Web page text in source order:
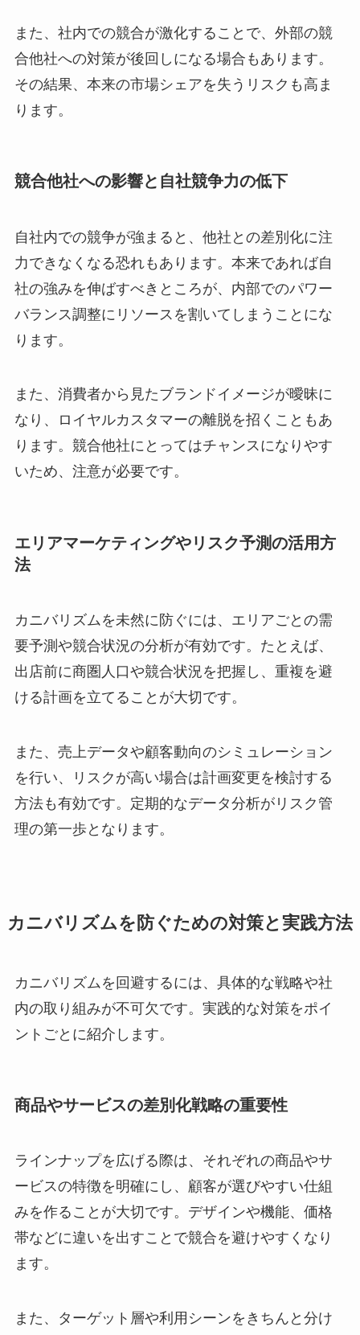
また、社内での競合が激化することで、外部の競
合他社への対策が後回しになる場合もあります。
その結果、本来の市場シェアを失うリスクも高ま
ります。
競合他社への影響と自社競争力の低下
自社内での競争が強まると、他社との差別化に注
力できなくなる恐れもあります。本来であれば自
社の強みを伸ばすべきところが、内部でのパワー
バランス調整にリソースを割いてしまうことにな
ります。
また、消費者から見たブランドイメージが曖昧に
なり、ロイヤルカスタマーの離脱を招くこともあ
ります。競合他社にとってはチャンスになりやす
いため、注意が必要です。
エリアマーケティングやリスク予測の活用方
法
カニバリズムを未然に防ぐには、エリアごとの需
要予測や競合状況の分析が有効です。たとえば、
出店前に商圏人口や競合状況を把握し、重複を避
ける計画を立てることが大切です。
また、売上データや顧客動向のシミュレーション
を行い、リスクが高い場合は計画変更を検討する
方法も有効です。定期的なデータ分析がリスク管
理の第一歩となります。
カニバリズムを防ぐための対策と実践方法
カニバリズムを回避するには、具体的な戦略や社
内の取り組みが不可欠です。実践的な対策をポイ
ントごとに紹介します。
商品やサービスの差別化戦略の重要性
ラインナップを広げる際は、それぞれの商品やサ
ービスの特徴を明確にし、顧客が選びやすい仕組
みを作ることが大切です。デザインや機能、価格
帯などに違いを出すことで競合を避けやすくなり
ます。
また、ターゲット層や利用シーンをきちんと分け